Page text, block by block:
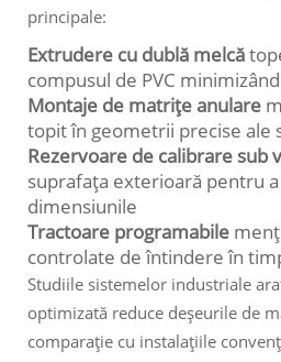
principale:
Extrudere cu dublă melcă
compusul de PVC
Montaje de matrițe anulare
topit în geometrii precise ale
Rezervoare de calibrare sub
suprafața exterioară pentru
dimensiunile
Tractoare programabile
controlate de întindere în
Studiile sistemelor industriale
optimizată reduce deșeurile de
comparație cu instalațiile